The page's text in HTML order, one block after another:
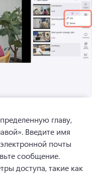
главу,
Введите имя
почты
доступа, такие как